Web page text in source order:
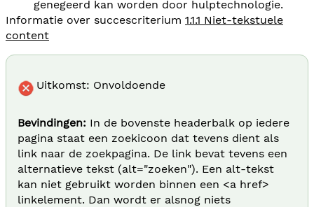
genegeerd kan worden door hulptechnologie.
Informatie over succescriterium 1.1.1 Niet-tekstuele
content
Uitkomst: Onvoldoende
Bevindingen: In de bovenste headerbalk op iedere
pagina staat een zoekicoon dat tevens dient als
link naar de zoekpagina. De link bevat tevens een
alternatieve tekst (alt="zoeken"). Een alt-tekst
kan niet gebruikt worden binnen een <a href>
linkelement. Dan wordt er alsnog niets